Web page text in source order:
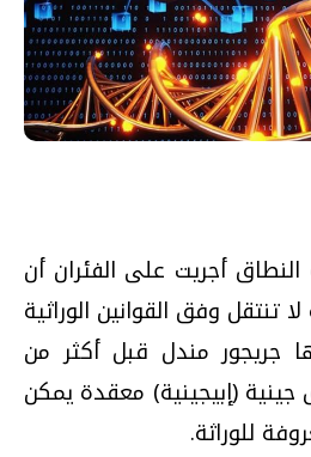
أجريت على الفئران أن
تنتقل وفق القوانين الوراثية
جريجور مندل قبل أكثر من
جينية (إبيجينية) معقدة يمكن
للوراثة.